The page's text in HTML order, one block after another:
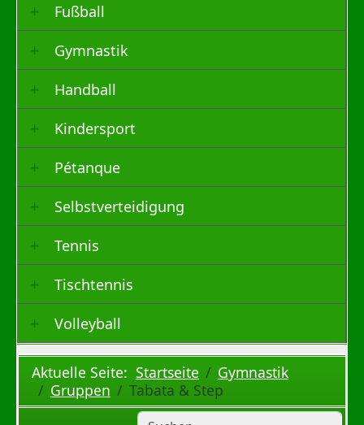
Fußball
Gymnastik
Handball
Kindersport
Pétanque
Selbstverteidigung
Tennis
Tischtennis
Volleyball
Aktuelle Seite: Startseite
Gymnastik
Gruppen
Tabata & Step